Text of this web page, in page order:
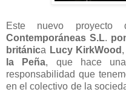
Este nuevo proyecto
Contemporáneas S.L.
británica Lucy KirkWood
la Peña, que hace
responsabilidad que
en el colectivo de la